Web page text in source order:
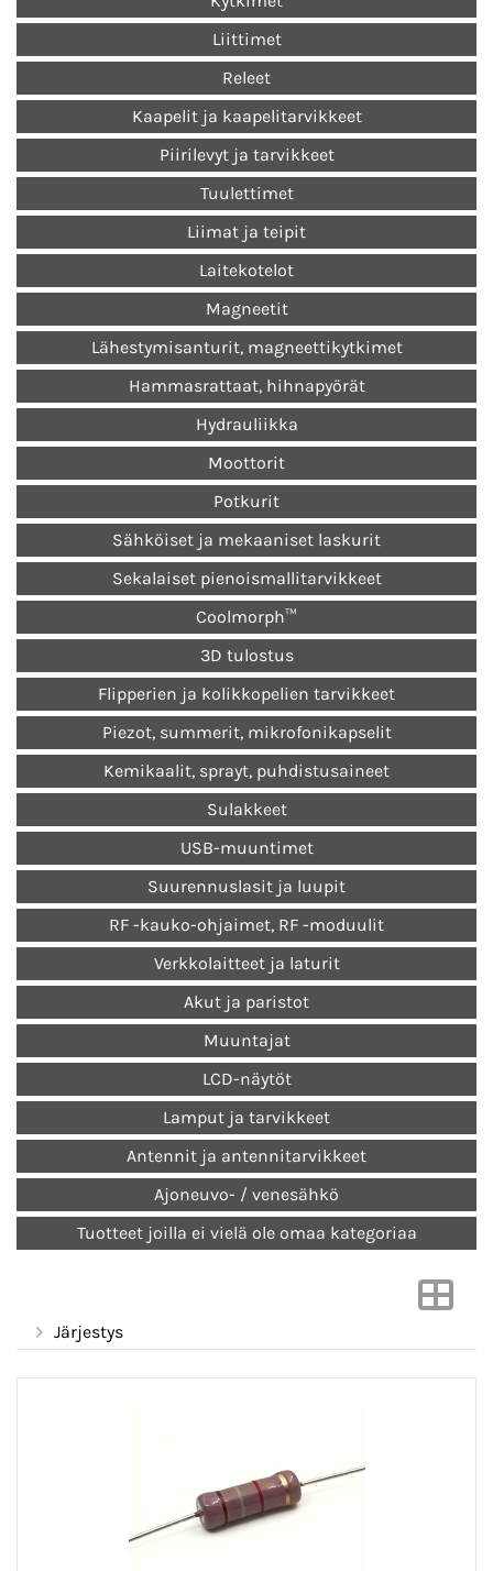
Liittimet
Releet
Kaapelit ja kaapelitarvikkeet
Piirilevyt ja tarvikkeet
Tuulettimet
Liimat ja teipit
Laitekotelot
Magneetit
Lähestymisanturit, magneettikytkimet
Hammasrattaat, hihnapyörät
Hydrauliikka
Moottorit
Potkurit
Sähköiset ja mekaaniset laskurit
Sekalaiset pienoismallitarvikkeet
Coolmorph™
3D tulostus
Flipperien ja kolikkopelien tarvikkeet
Piezot, summerit, mikrofonikapselit
Kemikaalit, sprayt, puhdistusaineet
Sulakkeet
USB-muuntimet
Suurennuslasit ja luupit
RF -kauko-ohjaimet, RF -moduulit
Verkkolaitteet ja laturit
Akut ja paristot
Muuntajat
LCD-näytöt
Lamput ja tarvikkeet
Antennit ja antennitarvikkeet
Ajoneuvo- / venesähkö
Tuotteet joilla ei vielä ole omaa kategoriaa
Järjestys